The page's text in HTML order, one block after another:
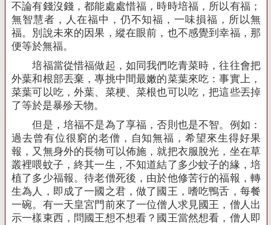
不論有錢沒錢，都能處處惜福，時時培福，所以有福；
無智慧者，人在福中，仍不知福，一味損福，所以無
福。別說未來的因果，縱在眼前，也不感覺到幸福，那
便等於無福。
培福當從惜福做起，如同我們吃青菜時，往往會把
外葉和根部丟棄，專挑中間最嫩的菜葉來吃：事實上，
菜葉可以吃，外葉、菜梗、菜根也可以吃，把這些丟掉
了等於是暴殄天物。
但是，培福不是為了享福，否則也是不智。例如：
過去曾有位很窮的老僧，自知無福，希望來生得好果
報，又無身外的長物可以佈施，就把衣服脫光，坐在草
叢裡喂蚊子，終其一生，不知道結了多少蚊子的緣，培
植了多少福報。待老僧死後，由於他修苦行的福報，轉
生為人，即成了一國之君，做了國王，嗜吃鴨舌，每餐
一碗。有一天皇宮門前來了一位僧人求見國王，僧人出
示一樣東西，問國王想不想看？國王當然想看，僧人即